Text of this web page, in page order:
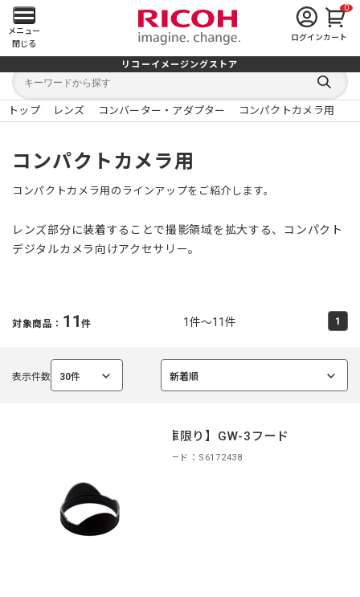
メ
イ
ン
メ
ニ
ュ
ー
を
く
メニュー
閉じる
ログイン
0
カート
リコーイメージングストア
キ
ワ
ー
キ
検
索
す
る
トップ レンズ コンバーター・アダプター コンパクトカメラ用
コンパクトカメラ用
コンパクトカメラ用のラインアップをご紹介します。
レンズ部分に装着することで撮影領域を拡大する、コンパクト
デジタルカメラ向けアクセサリー。
対象商品： 11件 1件～11件 1
表示件数 30件
選
新着順
選
【在庫限り】GW-3フード
商品コード：S6172438